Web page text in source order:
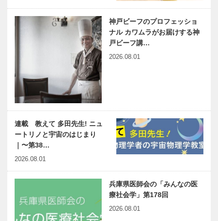
神戸ビーフのプロフェッショ
ナル カワムラがお届けする神
戸ビーフ講…
2026.08.01
連載 教えて 多田先生! ニュ
ートリノと宇宙のはじまり
｜〜第38…
2026.08.01
兵庫県医師会の「みんなの医
療社会学」第178回
2026.08.01